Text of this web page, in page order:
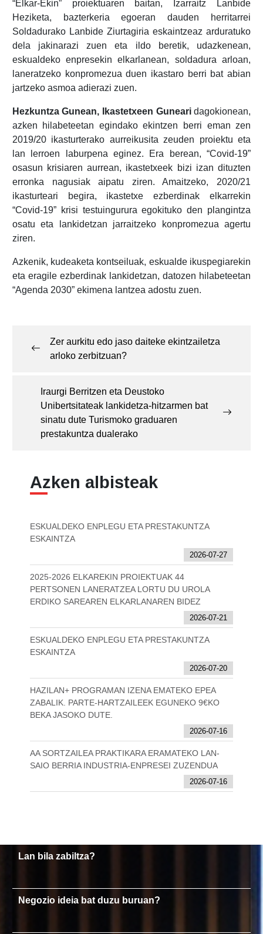
“Elkar-Ekin” proiektuaren baitan, Izarraitz Lanbide
Heziketa, bazterkeria egoeran dauden herritarrei
Soldadurako Lanbide Ziurtagiria eskaintzeaz arduratuko
dela jakinarazi zuen eta ildo beretik, udazkenean,
eskualdeko enpresekin elkarlanean, soldadura arloan,
laneratzeko konpromezua duen ikastaro berri bat abian
jartzeko asmoa adierazi zuen.
Hezkuntza Gunean, Ikastetxeen Gunearidagokionean,
azken hilabeteetan egindako ekintzen berri eman zen
2019/20 ikasturterako aurreikusita zeuden proiektu eta
lan lerroen laburpena eginez. Era berean, “Covid-19”
osasun krisiaren aurrean, ikastetxeek bizi izan dituzten
erronka nagusiak aipatu ziren. Amaitzeko, 2020/21
ikasturteari begira, ikastetxe ezberdinak elkarrekin
“Covid-19” krisi testuingurura egokituko den plangintza
osatu eta lankidetzan jarraitzeko konpromezua agertu
ziren.
Azkenik, kudeaketa kontseiluak, eskualde ikuspegiarekin
eta eragile ezberdinak lankidetzan, datozen hilabeteetan
“Agenda 2030” ekimena lantzea adostu zuen.
Zer aurkitu edo jaso daiteke ekintzailetza
arloko zerbitzuan?
Iraurgi Berritzen eta Deustoko
Unibertsitateak lankidetza-hitzarmen bat
sinatu dute Turismoko graduaren
prestakuntza dualerako
Azken albisteak
ESKUALDEKO ENPLEGU ETA PRESTAKUNTZA
ESKAINTZA
2026-07-27
2025-2026 ELKAREKIN PROIEKTUAK 44
PERTSONEN LANERATZEA LORTU DU UROLA
ERDIKO SAREAREN ELKARLANAREN BIDEZ
2026-07-21
ESKUALDEKO ENPLEGU ETA PRESTAKUNTZA
ESKAINTZA
2026-07-20
HAZILAN+ PROGRAMAN IZENA EMATEKO EPEA
ZABALIK. PARTE-HARTZAILEEK EGUNEKO 9€KO
BEKA JASOKO DUTE.
2026-07-16
AA SORTZAILEA PRAKTIKARA ERAMATEKO LAN-
SAIO BERRIA INDUSTRIA-ENPRESEI ZUZENDUA
2026-07-16
Lan bila zabiltza?
Negozio ideia bat duzu buruan?